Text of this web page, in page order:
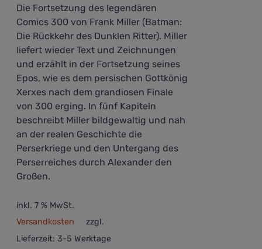
Die Fortsetzung des legendären
Comics 300 von Frank Miller (Batman:
Die Rückkehr des Dunklen Ritter). Miller
liefert wieder Text und Zeichnungen
und erzählt in der Fortsetzung seines
Epos, wie es dem persischen Gottkönig
Xerxes nach dem grandiosen Finale
von 300 erging. In fünf Kapiteln
beschreibt Miller bildgewaltig und nah
an der realen Geschichte die
Perserkriege und den Untergang des
Perserreiches durch Alexander den
Großen.
inkl. 7 % MwSt.
zzgl.
Versandkosten
Lieferzeit: 3-5 Werktage